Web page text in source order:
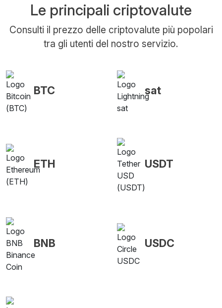
Le principali criptovalute
Consulti il prezzo delle criptovalute più popolari
tra gli utenti del nostro servizio.
BTC sat
ETH USDT
BNB USDC